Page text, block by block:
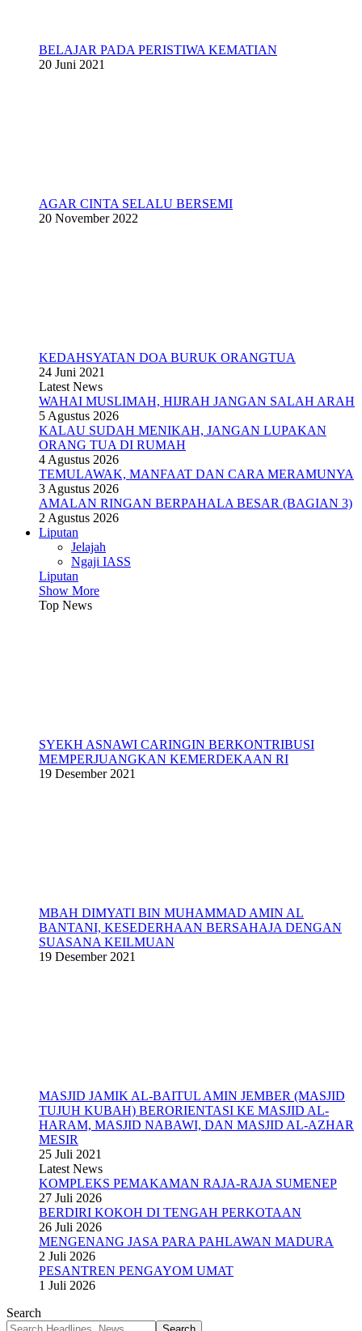
BELAJAR PADA PERISTIWA KEMATIAN
20 Juni 2021
AGAR CINTA SELALU BERSEMI
20 November 2022
KEDAHSYATAN DOA BURUK ORANGTUA
24 Juni 2021
Latest News
WAHAI MUSLIMAH, HIJRAH JANGAN SALAH ARAH
5 Agustus 2026
KALAU SUDAH MENIKAH, JANGAN LUPAKAN
ORANG TUA DI RUMAH
4 Agustus 2026
TEMULAWAK, MANFAAT DAN CARA MERAMUNYA
3 Agustus 2026
AMALAN RINGAN BERPAHALA BESAR (BAGIAN 3)
2 Agustus 2026
Liputan
Jelajah
Ngaji IASS
Liputan
Show More
Top News
SYEKH ASNAWI CARINGIN BERKONTRIBUSI
MEMPERJUANGKAN KEMERDEKAAN RI
19 Desember 2021
MBAH DIMYATI BIN MUHAMMAD AMIN AL
BANTANI, KESEDERHAAN BERSAHAJA DENGAN
SUASANA KEILMUAN
19 Desember 2021
MASJID JAMIK AL-BAITUL AMIN JEMBER (MASJID
TUJUH KUBAH) BERORIENTASI KE MASJID AL-
HARAM, MASJID NABAWI, DAN MASJID AL-AZHAR
MESIR
25 Juli 2021
Latest News
KOMPLEKS PEMAKAMAN RAJA-RAJA SUMENEP
27 Juli 2026
BERDIRI KOKOH DI TENGAH PERKOTAAN
26 Juli 2026
MENGENANG JASA PARA PAHLAWAN MADURA
2 Juli 2026
PESANTREN PENGAYOM UMAT
1 Juli 2026
Search